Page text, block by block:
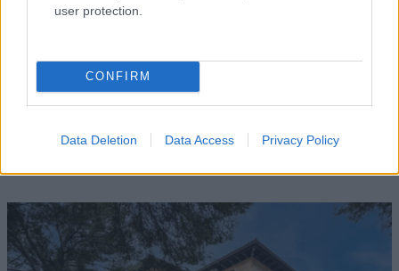
user protection.
CONFIRM
Data Deletion Data Access Privacy Policy
ΕΛΛΑΔΑ
«Κάηκε το σπίτι μας στην Ελλάδα λίγο πριν
μετακομίσουμε»: Απαρηγόρητη η οικογένεια
από τη Βρετανία που είδε το όνειρο ζωής να